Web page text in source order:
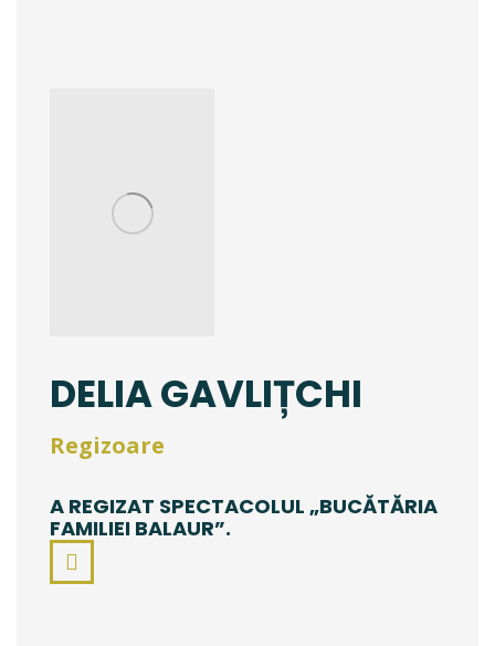
DELIA GAVLIȚCHI
Regizoare
A REGIZAT SPECTACOLUL „BUCĂTĂRIA
FAMILIEI BALAUR”.
Facebook